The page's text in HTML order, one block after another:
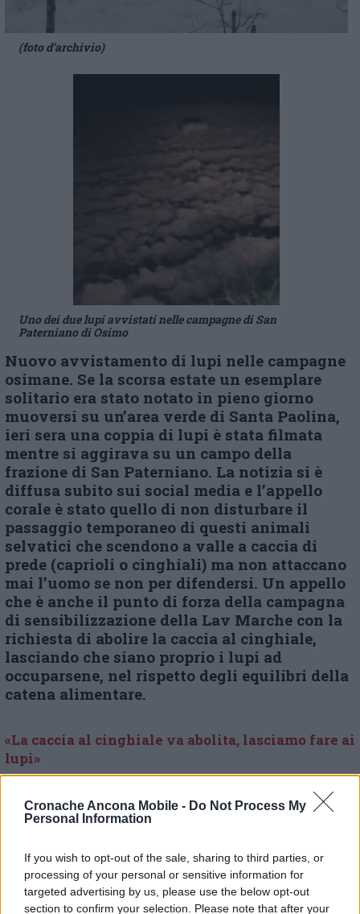
Cronache Ancona Mobile - Do Not Process My
Personal Information
If you wish to opt-out of the sale, sharing to third parties, or
processing of your personal or sensitive information for
targeted advertising by us, please use the below opt-out
section to confirm your selection. Please note that after your
(foto d’archivio)
Uno dei due lupi avvistati nelle campagne di San
Paterniano di Osimo
Nuovo avvistamento di lupi nelle campagne
osimane. Se la scorsa estate un esemplare
solitario era stato notato in pieno giorno
muoversi su un’area verde di Santa Paolina,
ieri sera una coppia di lupi è stata filmata
mentre si aggirava su un campo della
frazione di San Paterniano. La notizia si è
diffusa subito sui social media e l’appello
corale è stato quello di non disturbare il
passaggio temporaneo di questi animali
selvatici che scendono a valle a caccia di
prede (caprioli o cinghiali) ma non attaccano
mai l’uomo se non per difendersi. Un appello
che è anche il punto di forza della campagna
di sensibilizzazione della Lav Marche con la
richiesta di abolire la caccia al cinghiale,
lasciando che siano proprio i lupi ad
occuparsene, nel rispetto degli equilibri della
catena alimentare.
«La caccia al cinghiale va abolita, lasciamo fare ai
lupi»
Lupo ‘in dispersione’ nelle campagne di Osimo
© RIPRODUZIONE RISERVATA